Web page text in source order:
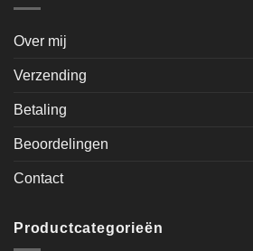
Over mij
Verzending
Betaling
Beoordelingen
Contact
Productcategorieën